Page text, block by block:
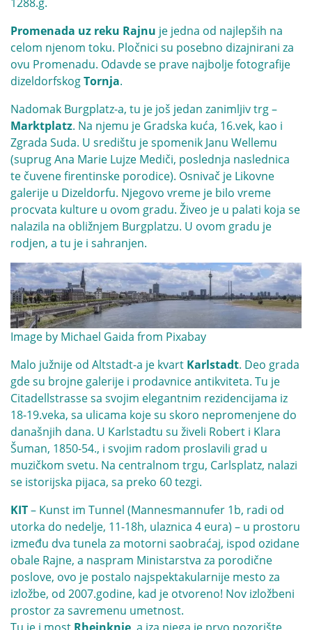
Promenada uz reku Rajnu je jedna od najlepših na
celom njenom toku. Pločnici su posebno dizajnirani za
ovu Promenadu. Odavde se prave najbolje fotografije
dizeldorfskogTornja.
Nadomak Burgplatz-a, tu je još jedan zanimljiv trg –
Marktplatz. Na njemu je Gradska kuća, 16.vek, kao i
Zgrada Suda. U središtu je spomenik Janu Wellemu
(suprug Ana Marie Lujze Mediči, poslednja naslednica
te čuvene firentinske porodice). Osnivač je Likovne
galerije u Dizeldorfu. Njegovo vreme je bilo vreme
procvata kulture u ovom gradu. Živeo je u palati koja se
nalazila na obližnjem Burgplatzu. U ovom gradu je
rodjen, a tu je i sahranjen.
Image by Michael Gaida from Pixabay
Malo južnije od Altstadt-a je kvart Karlstadt. Deo grada
gde su brojne galerije i prodavnice antikviteta. Tu je
Citadellstrasse sa svojim elegantnim rezidencijama iz
18-19.veka, sa ulicama koje su skoro nepromenjene do
današnjih dana. U Karlstadtu su živeli Robert i Klara
Šuman, 1850-54., i svojim radom proslavili grad u
muzičkom svetu. Na centralnom trgu, Carlsplatz, nalazi
se istorijska pijaca, sa preko 60 tezgi.
KIT– Kunst im Tunnel (Mannesmannufer 1b, radi od
utorka do nedelje, 11-18h, ulaznica 4 eura) – u prostoru
između dva tunela za motorni saobraćaj, ispod ozidane
obale Rajne, a naspram Ministarstva za porodične
poslove, ovo je postalo najspektakularnije mesto za
izložbe, od 2007.godine, kad je otvoreno! Nov izložbeni
prostor za savremenu umetnost.